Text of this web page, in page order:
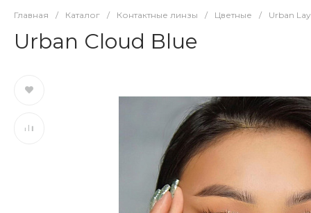
Главная / Каталог / Контактные линзы / Цветные / Urban
Urban Cloud Blue